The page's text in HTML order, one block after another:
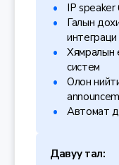
IP
Галын
интеграци
Хямралын
систем
Олон
Автомат
Давуу тал: